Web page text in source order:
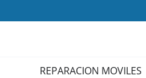
al
REPARACION MOVILES